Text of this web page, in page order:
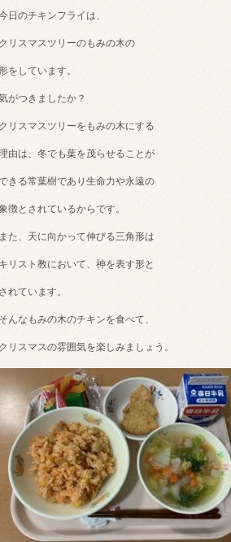
日のチキンフライは、
クリスマスツリーのもみの木の
形をしています。
がつきましたか？
クリスマスツリーをもみの木にする
由は、冬でも葉を茂らせることが
きる常葉樹であり生命力や永遠の
徴とされているからです。
また、天に向かって伸びる三角形は
キリスト教において、神を表す形と
されています。
そんなもみの木のチキンを食べて、
クリスマスの雰囲気を楽しみましょう。